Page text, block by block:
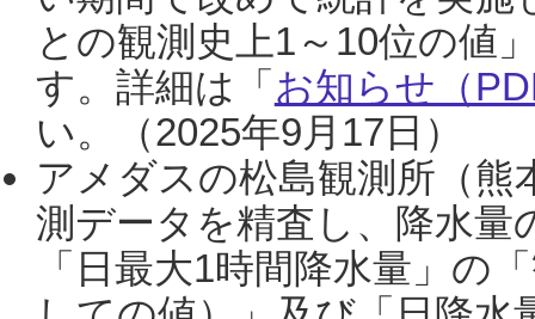
との観測史上1～10位の値
す。詳細は「 お知らせ（
い。（2025年9月17日）
アメダスの松島観測所（熊
測データを精査し、降水
「日最大1時間降水量」の